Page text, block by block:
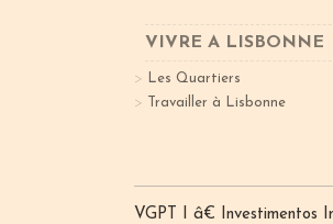
VIVRE A LISBONNE
Les Quartiers
Travailler à Lisbonne
VGPT I â€ Investimentos